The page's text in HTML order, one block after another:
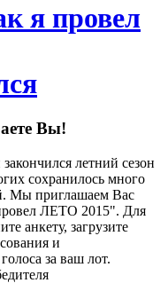
я провел
Вы!
летний сезон
сохранилось много
Мы приглашаем Вас
ЛЕТО 2015". Для
анкету, загрузите
и
за ваш лот.